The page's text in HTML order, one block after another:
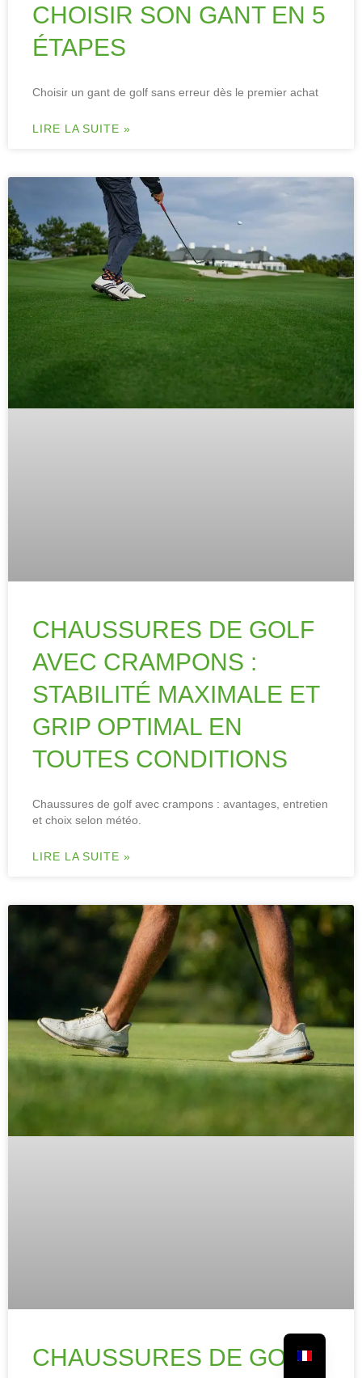
CHOISIR SON GANT EN 5
ÉTAPES
Choisir un gant de golf sans erreur dès le premier achat
LIRE LA SUITE »
CHAUSSURES DE GOLF
AVEC CRAMPONS :
STABILITÉ MAXIMALE ET
GRIP OPTIMAL EN
TOUTES CONDITIONS
Chaussures de golf avec crampons : avantages, entretien
et choix selon météo.
LIRE LA SUITE »
CHAUSSURES DE GOLF :